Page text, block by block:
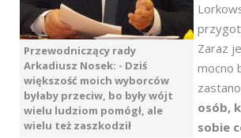
Przewodniczący rady
Arkadiusz Nosek: - Dziś
większość moich wyborców
byłaby przeciw, bo były wójt
wielu ludziom pomógł, ale
wielu też zaszkodził
Zaraz
mocno
osób,
sobie